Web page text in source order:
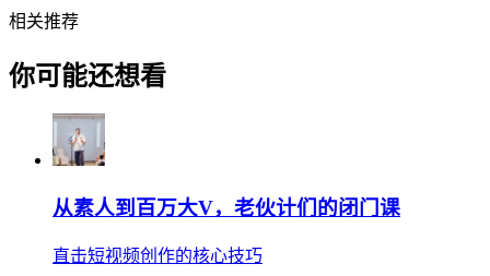
相关推荐
你可能还想看
从素人到百万大V，老伙计们的闭门课
直击短视频创作的核心技巧